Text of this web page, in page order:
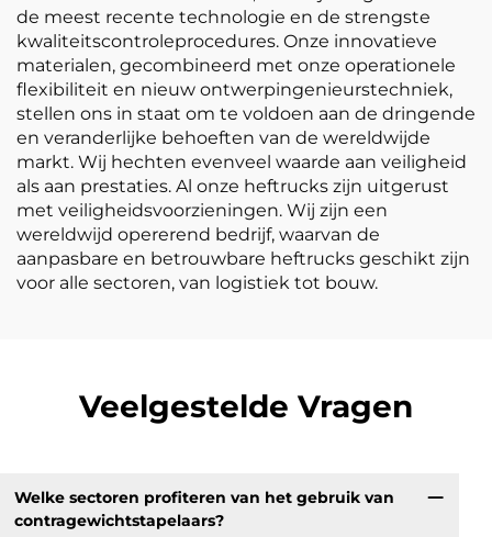
de meest recente technologie en de strengste
kwaliteitscontroleprocedures. Onze innovatieve
materialen, gecombineerd met onze operationele
flexibiliteit en nieuw ontwerpingenieurstechniek,
stellen ons in staat om te voldoen aan de dringende
en veranderlijke behoeften van de wereldwijde
markt. Wij hechten evenveel waarde aan veiligheid
als aan prestaties. Al onze heftrucks zijn uitgerust
met veiligheidsvoorzieningen. Wij zijn een
wereldwijd opererend bedrijf, waarvan de
aanpasbare en betrouwbare heftrucks geschikt zijn
voor alle sectoren, van logistiek tot bouw.
Veelgestelde Vragen
Welke sectoren profiteren van het gebruik van
contragewichtstapelaars?